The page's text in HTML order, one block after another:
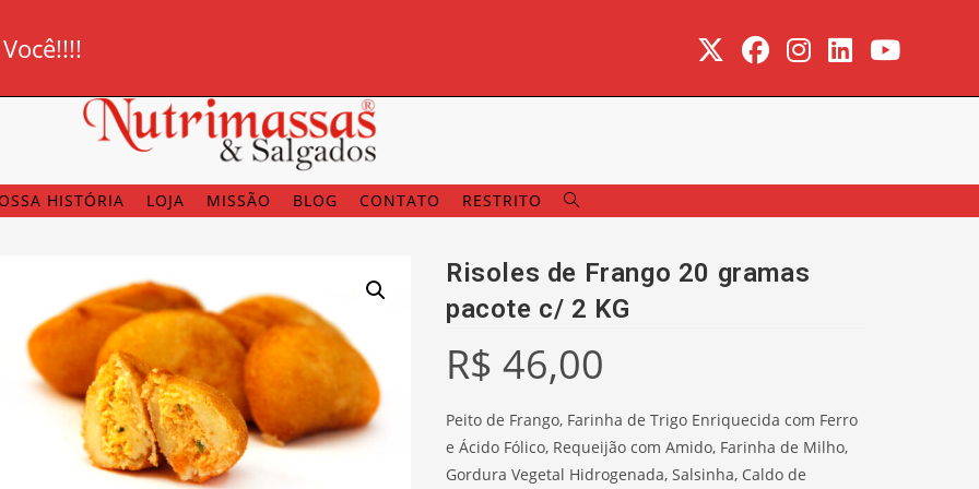
HISTÓRIA LOJA MISSÃO BLOG CONTATO RESTRITO
ALTERNAR
DO
SITE
Risoles de Frango 20 gramas
pacote c/ 2 KG
R$ 46,00
Peito de Frango, Farinha de Trigo Enriquecida com Ferro
e Ácido Fólico, Requeijão com Amido, Farinha de Milho,
Gordura Vegetal Hidrogenada, Salsinha, Caldo de